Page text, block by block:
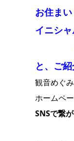
お住まい
イニシ
「
と、ご
観音めぐ
ホームペ
SNSで繋